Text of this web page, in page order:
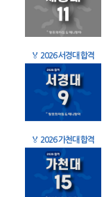
🏅 2026 서경대 합격
🏅 2026 가천대 합격